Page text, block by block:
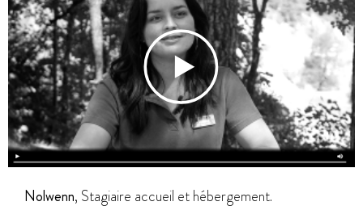
Nolwenn, Stagiaire accueil et hébergement.